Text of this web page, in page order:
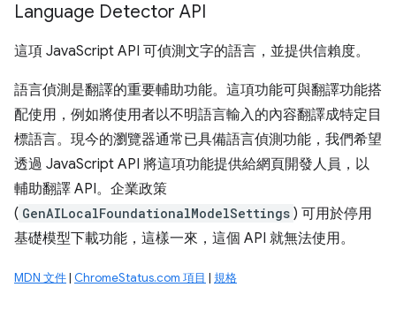
Language Detector API
這項 JavaScript API 可偵測文字的語言，並提供信賴度。
語言偵測是翻譯的重要輔助功能。這項功能可與翻譯功能搭
配使用，例如將使用者以不明語言輸入的內容翻譯成特定目
標語言。現今的瀏覽器通常已具備語言偵測功能，我們希望
透過 JavaScript API 將這項功能提供給網頁開發人員，以
輔助翻譯 API。企業政策
( GenAILocalFoundationalModelSettings ) 可用於停用
基礎模型下載功能，這樣一來，這個 API 就無法使用。
MDN 文件| ChromeStatus.com 項目 | 規格